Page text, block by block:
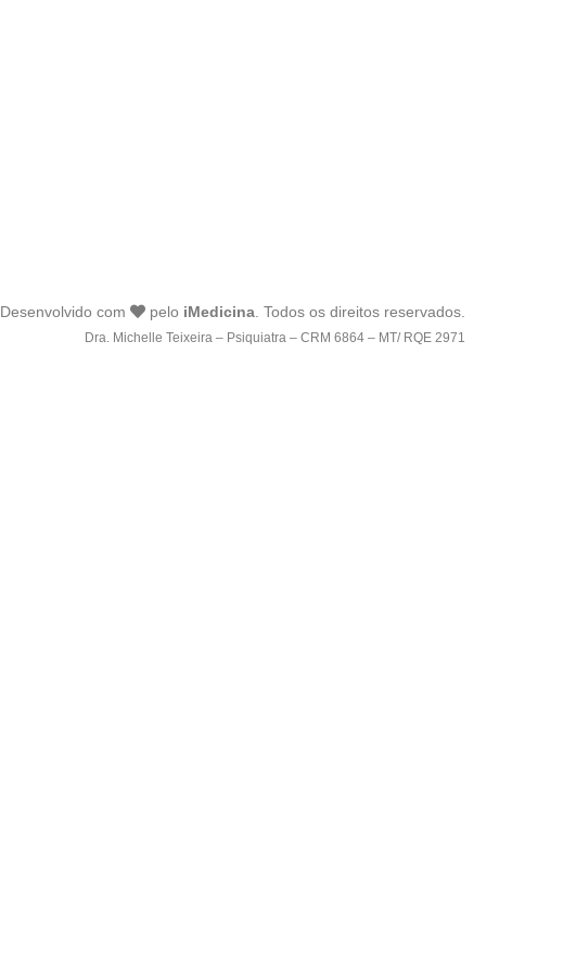
Desenvolvido com pelo iMedicina. Todos os direitos reservados.
Dra. Michelle Teixeira – Psiquiatra – CRM 6864 – MT/ RQE 2971